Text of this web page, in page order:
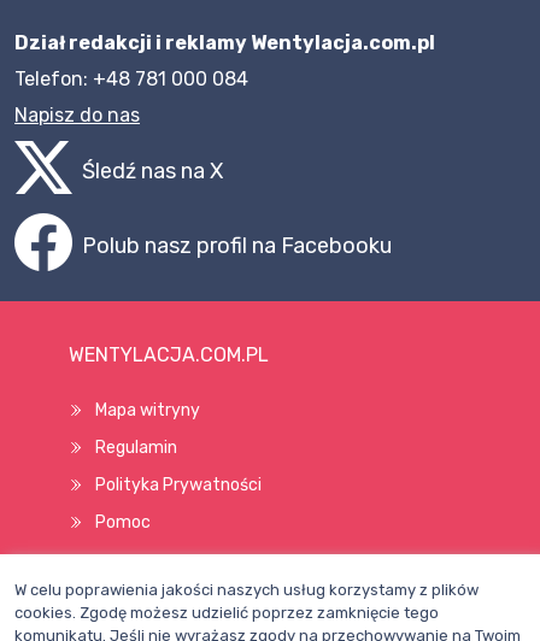
Dział redakcji i reklamy Wentylacja.com.pl
Telefon: +48 781 000 084
Napisz do nas
Śledź nas na X
Polub nasz profil na Facebooku
WENTYLACJA.COM.PL
Mapa witryny
Regulamin
Polityka Prywatności
Pomoc
Wszelkie prawa zastrzeżone © 1998–2026
W celu poprawienia jakości naszych usług korzystamy z plików
cookies. Zgodę możesz udzielić poprzez zamknięcie tego
komunikatu. Jeśli nie wyrażasz zgody na przechowywanie na Twoim